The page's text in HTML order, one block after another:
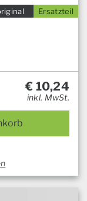
Ersatzteil
€ 10,24
inkl. MwSt.